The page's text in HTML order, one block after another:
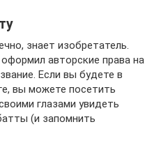
знает изобретатель.
авторские права на
Если вы будете в
вы можете посетить
глазами увидеть
(и запомнить